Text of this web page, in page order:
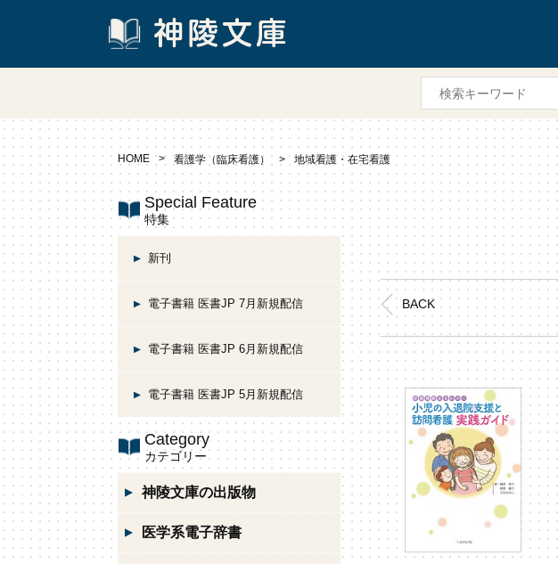
HOME 看護学（臨床看護） 地域看護・在宅看護
BACK
Special Feature
特集
新刊
電子書籍 医書JP 7月新規配信
電子書籍 医書JP 6月新規配信
電子書籍 医書JP 5月新規配信
Category
カテゴリー
神陵文庫の出版物
医学系電子辞書